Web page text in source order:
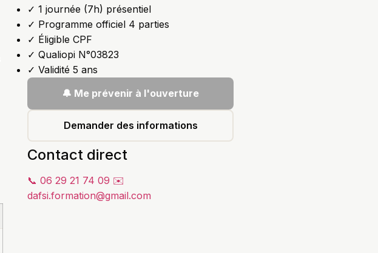
✓ 1 journée (7h) présentiel
✓ Programme officiel 4 parties
✓ Éligible CPF
✓ Qualiopi N°03823
✓ Validité 5 ans
🔔 Me prévenir à l'ouverture
Demander des informations
Contact direct
📞 06 29 21 74 09 ✉️
dafsi.formation@gmail.com